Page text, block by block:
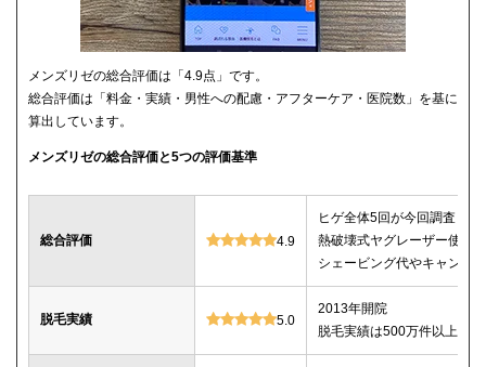
メンズリゼの総合評価は「4.9点」です。
総合評価は「料金・実績・男性への配慮・アフターケア・医院数」を基に
算出しています。
メンズリゼの総合評価と5つの評価基準
総合評価 4.9
ヒゲ全体5回が今回調査し
熱破壊式ヤグレーザー使用
シェービング代やキャンセ
脱毛実績 5.0
2013年開院
脱毛実績は500万件以上